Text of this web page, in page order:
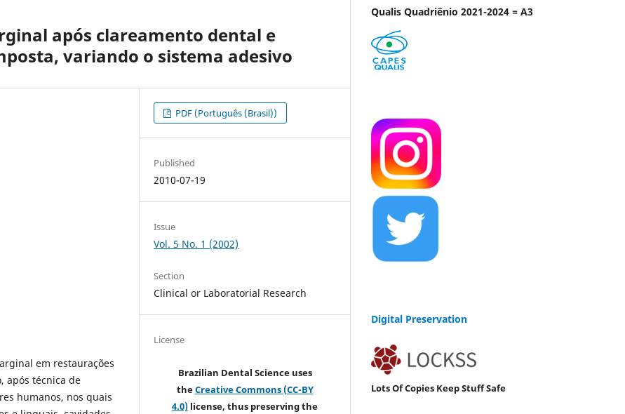
após clareamento dental e
variando o sistema adesivo
em restaurações
após técnica de
humanos, nos quais
PDF (Português (Brasil))
Published
2010-07-19
Issue
Vol. 5 No. 1 (2002)
Section
Clinical or Laboratorial Research
License
Brazilian Dental Science uses
theCreative Commons (CC-BY
4.0) license, thus preserving the
Qualis Quadriênio 2021-2024 = A3
Digital Preservation
Lots Of Copies Keep Stuff Safe